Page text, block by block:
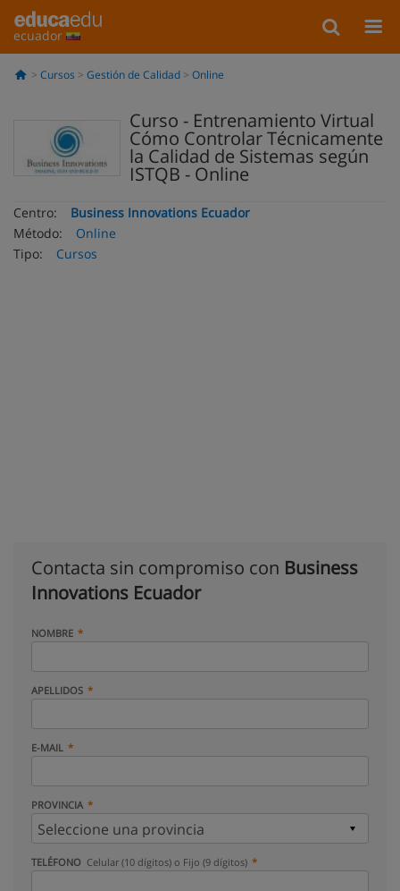
ecuador
Cursos Gestión de Calidad Online
Curso - Entrenamiento Virtual
Cómo Controlar Técnicamente
la Calidad de Sistemas según
ISTQB - Online
Centro:
Business Innovations Ecuador
Método:
Online
Tipo:
Cursos
Contacta sin compromiso con Business
Innovations Ecuador
NOMBRE
APELLIDOS
E-MAIL
PROVINCIA
TELÉFONO Celular (10 dígitos) o Fijo (9 dígitos)